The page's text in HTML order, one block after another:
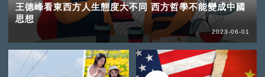
王德峰看東西方人生態度大不同 西方哲學不能變成中國
思想
2023-06-01